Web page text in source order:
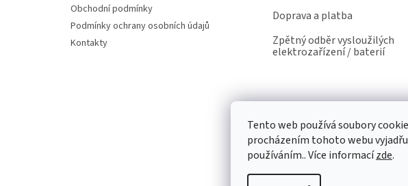
Tento web používá soubory
procházením tohoto webu
používáním.. Více informacízde.
Obchodní podmínky
Podmínky ochrany osobních údajů
Kontakty
Doprava a platba
Zpětný odběr vysloužilých
elektrozařízení / baterií